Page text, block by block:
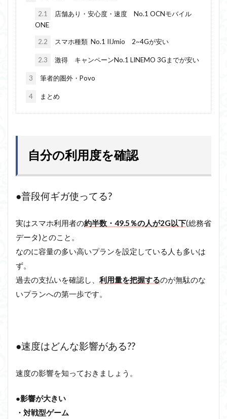
2.1
店舗あり・安心度・速度 No.1 OCNモバイル
ONE
2.2 スマホ種類 No.1 IIJmio 2~4Gが安い
2.3 激得 キャンペーンNo.1 LINEMO 3Gまでが安い
3 筆者的圏外・Povo
4 まとめ
自分の利用度を確認
●普段何ギガ使ってる?
実はスマホ利用者の約半数・49.5％の人が2G以下(総務省
データ)とのこと。
なのに容量の多い高いプランを設定している人も多いは
ず。
過去の支払いを確認し、 利用量を把握するのが無駄のな
いプランへの第一歩です。
●速度はどんな影響がある??
速度の影響を知っておきましょう。
●影響が大きい
・対戦型ゲーム